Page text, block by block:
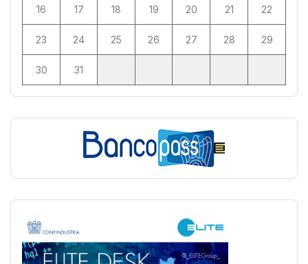
16 17 18 19 20 21 22
23 24 25 26 27 28 29
30 31